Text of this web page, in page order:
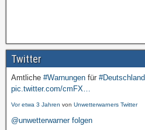
Twitter
Amtliche #Warnungen für #Deutschland
pic.twitter.com/cmFX…
Vor etwa 3 Jahren von Unwetterwarners Twitter
@unwetterwarner folgen